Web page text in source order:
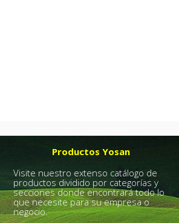
Productos Yosan
Visite nuestro extenso catálogo de
productos dividido por categorías y
secciones donde encontrará todo lo
que necesite para su empresa o
negocio.